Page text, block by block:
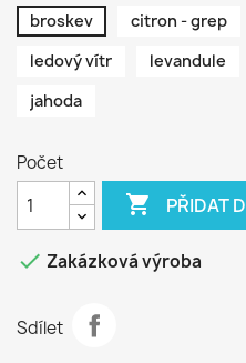
broskev citron - grep
ledový vítr
levandule
jahoda
Počet
 PŘIDAT
 Zakázková výroba
Sdílet